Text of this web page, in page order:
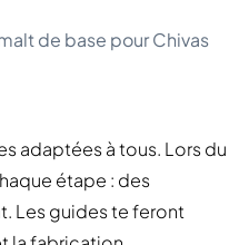
de base pour Chivas
adaptées à tous. Lors du
étape : des
Les guides te feront